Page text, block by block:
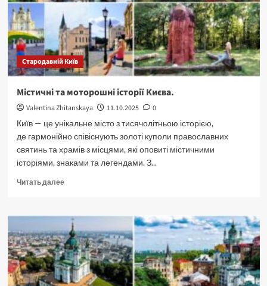
Київські
відьми.
Стародавній Київ
Містичні та моторошні історії Києва.
Valentina Zhitanskaya 11.10.2025
0
Київ — це унікальне місто з тисячолітньою історією,
де гармонійно співіснують золоті куполи православних
святинь та храмів з місцями, які оповиті містичними
історіями, знаками та легендами. З...
Читать далееПрочитать
Містичні
моторошні
історії
Києва.